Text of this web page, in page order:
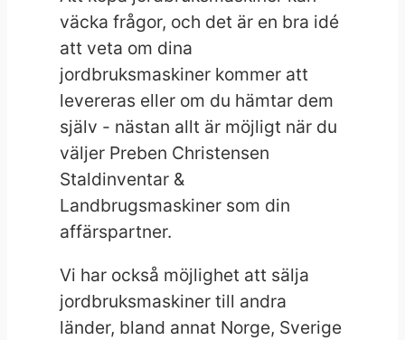
väcka frågor, och det är en bra idé
att veta om dina
jordbruksmaskiner kommer att
levereras eller om du hämtar dem
själv - nästan allt är möjligt när du
väljer Preben Christensen
Staldinventar &
Landbrugsmaskiner som din
affärspartner.
Vi har också möjlighet att sälja
jordbruksmaskiner till andra
länder, bland annat Norge, Sverige